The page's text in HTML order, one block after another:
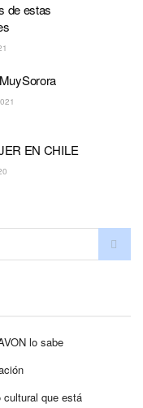
de estas
EN CHILE
lo sabe
cultural que está